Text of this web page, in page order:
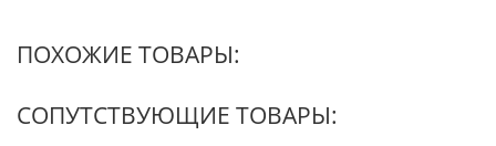
ПОХОЖИЕ ТОВАРЫ:
СОПУТСТВУЮЩИЕ ТОВАРЫ: